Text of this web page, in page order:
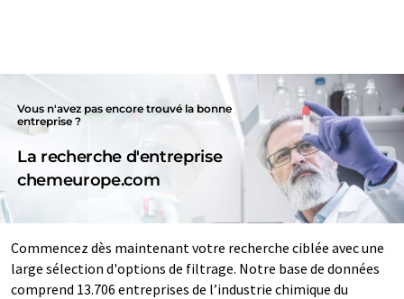
Vous n'avez pas encore trouvé la bonne
entreprise ?
La recherche d'entreprise
chemeurope.com
Commencez dès maintenant votre recherche ciblée avec une
large sélection d'options de filtrage. Notre base de données
comprend 13.706 entreprises de l’industrie chimique du